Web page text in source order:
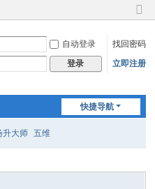
切
到
窄
自动登录
找回密码
登录 立即注册
快捷导航
升大师 五维